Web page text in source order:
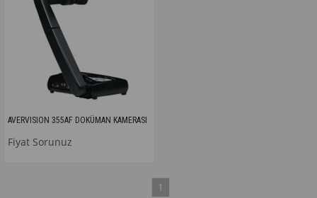
AVERVISION 355AF DOKÜMAN KAMERASI
Fiyat Sorunuz
1